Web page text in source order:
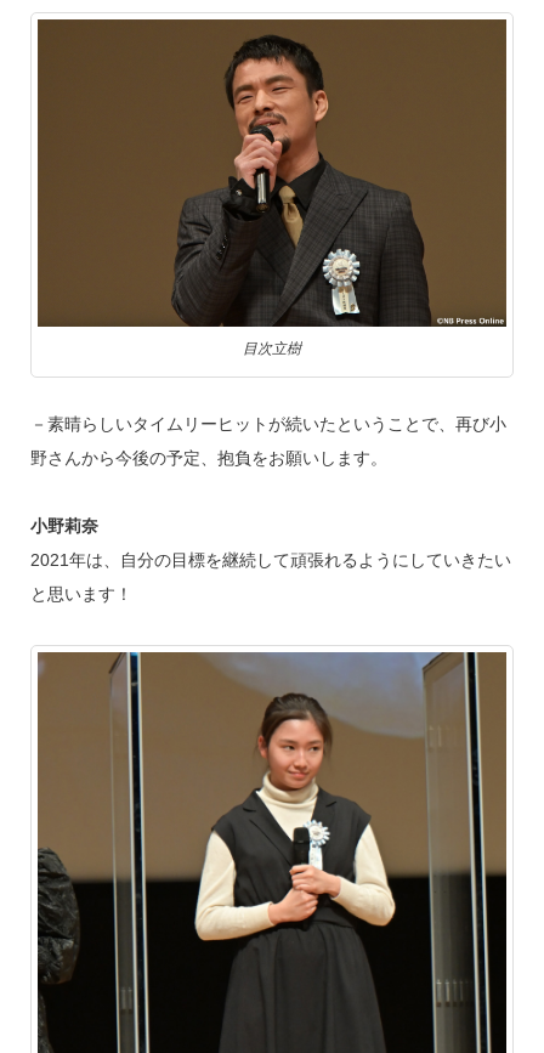
目次立樹
－素晴らしいタイムリーヒットが続いたということで、再び小
野さんから今後の予定、抱負をお願いします。
小野莉奈
2021年は、自分の目標を継続して頑張れるようにしていきたい
と思います！